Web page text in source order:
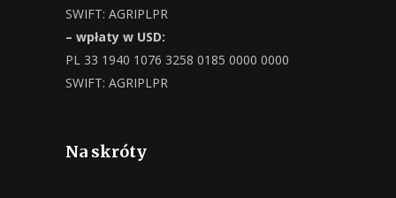
SWIFT: AGRIPLPR
– wpłaty w USD:
PL 33 1940 1076 3258 0185 0000 0000
SWIFT: AGRIPLPR
Na skróty